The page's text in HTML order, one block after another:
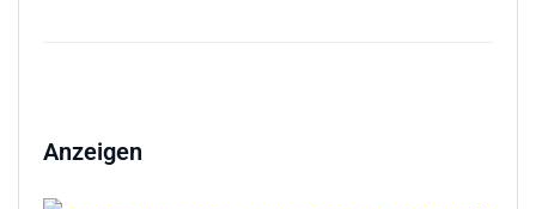
Anzeigen